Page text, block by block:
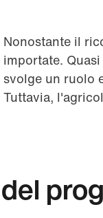
Nonostante il
importate.
svolge un ruolo
Tuttavia,